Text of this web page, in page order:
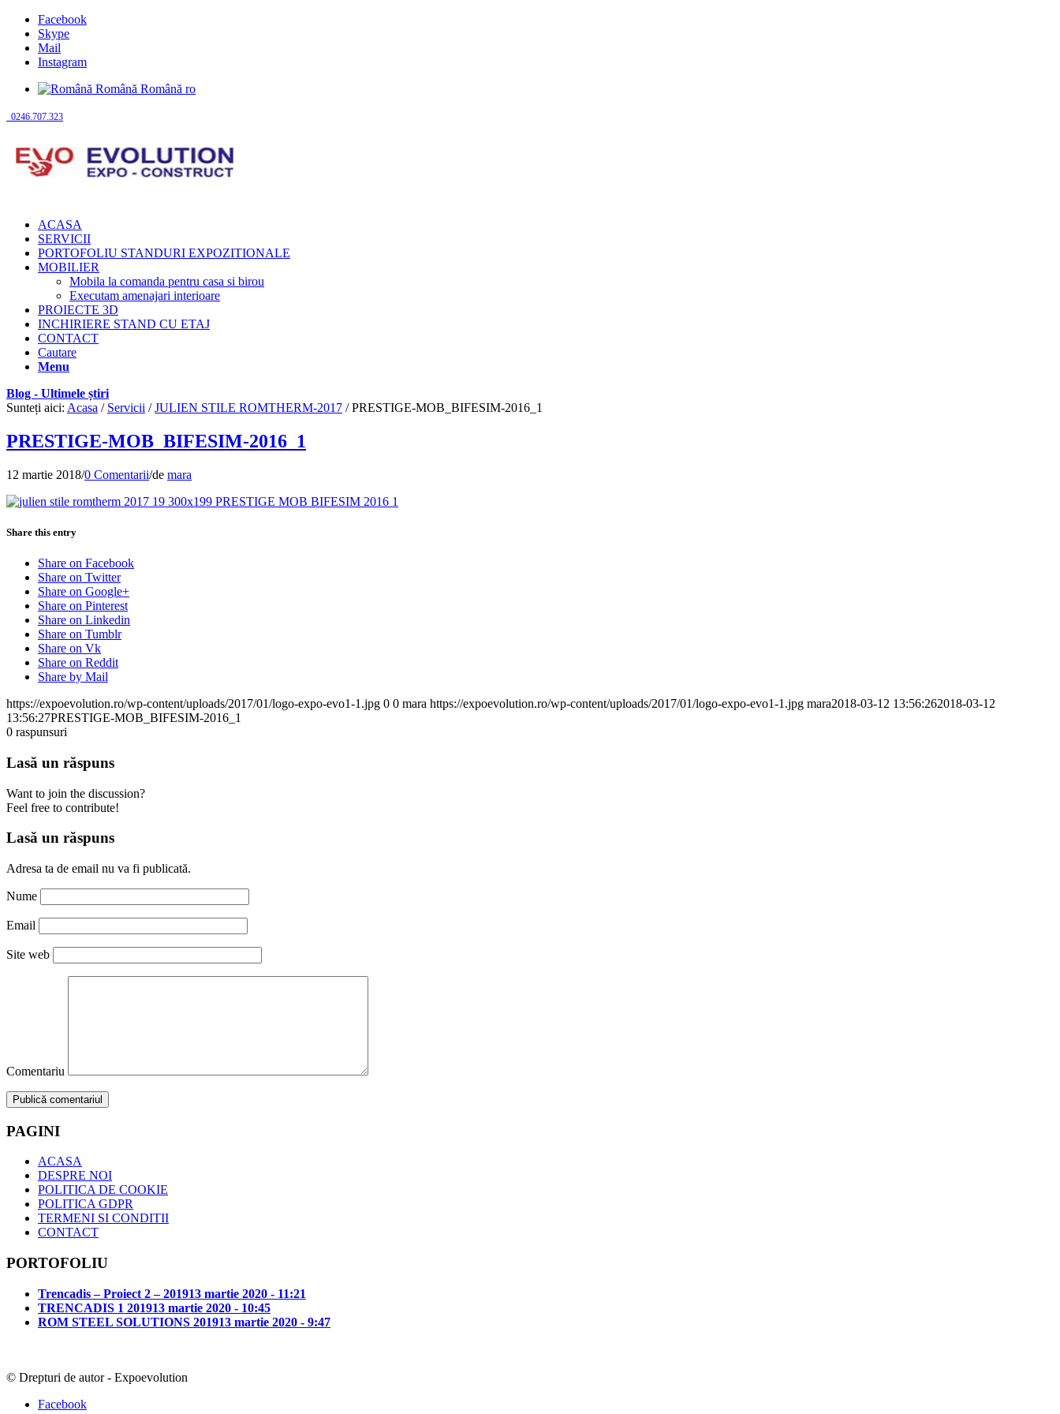
Facebook
Skype
Mail
Instagram
Română Română ro
0246.707.323
ACASA
SERVICII
PORTOFOLIU STANDURI EXPOZITIONALE
MOBILIER
Mobila la comanda pentru casa si birou
Executam amenajari interioare
PROIECTE 3D
INCHIRIERE STAND CU ETAJ
CONTACT
Cautare
Menu
Blog - Ultimele știri
Sunteți aici: Acasa / Servicii / JULIEN STILE ROMTHERM-2017 / PRESTIGE-MOB_BIFESIM-2016_1
PRESTIGE-MOB_BIFESIM-2016_1
12 martie 2018/0 Comentarii/de mara
Share this entry
Share on Facebook
Share on Twitter
Share on Google+
Share on Pinterest
Share on Linkedin
Share on Tumblr
Share on Vk
Share on Reddit
Share by Mail
https://expoevolution.ro/wp-content/uploads/2017/01/logo-expo-evo1-1.jpg 0 0 mara https://expoevolution.ro/wp-content/uploads/2017/01/logo-expo-evo1-1.jpg mara2018-03-12 13:56:262018-03-12
13:56:27PRESTIGE-MOB_BIFESIM-2016_1
0 raspunsuri
Lasă un răspuns
Want to join the discussion?
Feel free to contribute!
Lasă un răspuns
Adresa ta de email nu va fi publicată.
Nume
Email
Site web
Comentariu
PAGINI
ACASA
DESPRE NOI
POLITICA DE COOKIE
POLITICA GDPR
TERMENI SI CONDITII
CONTACT
PORTOFOLIU
Trencadis – Proiect 2 – 201913 martie 2020 - 11:21
TRENCADIS 1 201913 martie 2020 - 10:45
ROM STEEL SOLUTIONS 201913 martie 2020 - 9:47
© Drepturi de autor - Expoevolution
Facebook